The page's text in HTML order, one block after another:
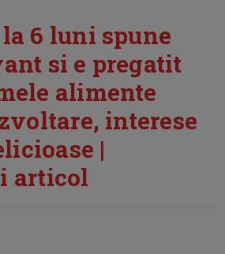
6 luni spune
si e pregatit
alimente
interese
|
articol